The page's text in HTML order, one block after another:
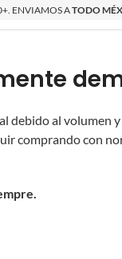
debido al volumen
comprando con
ENVIAMOS ATODO
PROMOCIONES